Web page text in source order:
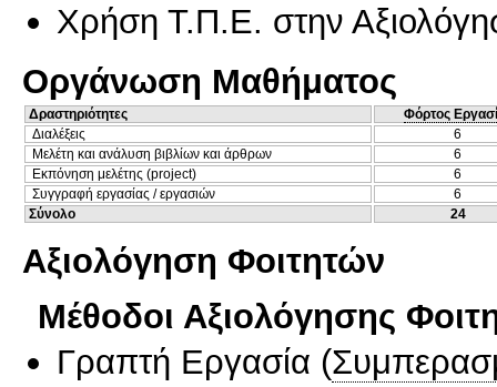
Χρήση Τ.Π.Ε. στην
Οργάνωση Μαθήματος
Δραστηριότητες
Φόρτος
Διαλέξεις
6
Μελέτη και ανάλυση βιβλίων και άρθρων
6
Εκπόνηση μελέτης (project)
6
Συγγραφή εργασίας / εργασιών
6
Σύνολο
24
Αξιολόγηση Φοιτητών
Μέθοδοι Αξιολόγησης
Γραπτή Εργασία (